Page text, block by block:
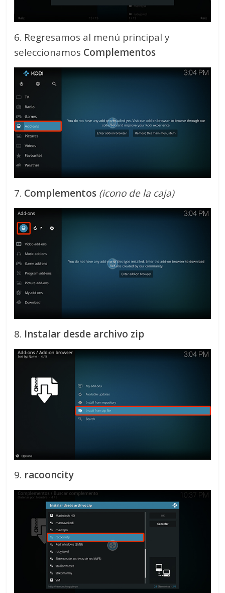
6. Regresamos al menú principal y
seleccionamos Complementos
7. Complementos (icono de la caja)
8. Instalar desde archivo zip
9. racooncity